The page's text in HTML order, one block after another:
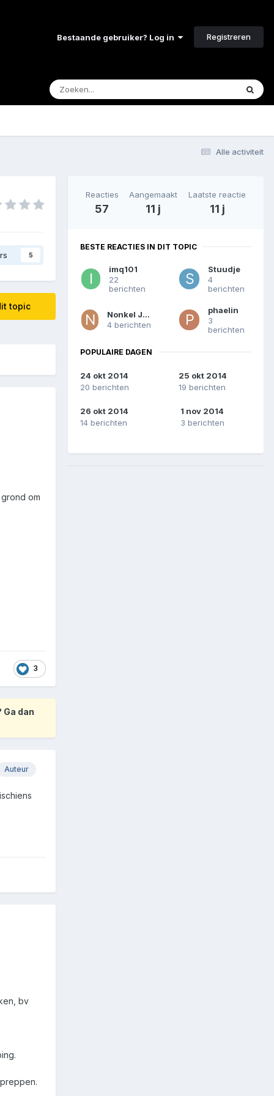
Bestaande gebruiker? Log in Registreren
Alle activiteit
5
topic
om
3
dan
Auteur
bv
Reacties
57
Aangemaakt
11 j
Laatste reactie
11 j
BESTE REACTIES IN DIT TOPIC
imq101
22
berichten
Stuudje
4
berichten
Nonkel Jones
4 berichten
phaelin
3
berichten
POPULAIRE DAGEN
24 okt 2014
20 berichten
25 okt 2014
19 berichten
26 okt 2014
14 berichten
1 nov 2014
3 berichten